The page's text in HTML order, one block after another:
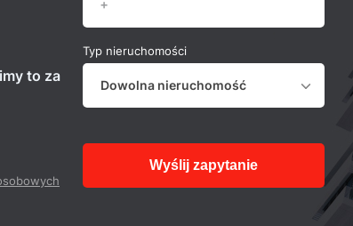
to za
Typ nieruchomości
Dowolna nieruchomość
Wyślij zapytanie